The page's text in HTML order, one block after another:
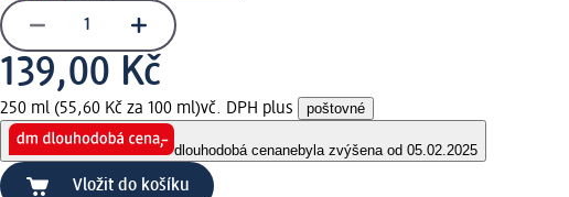
139,00 Kč
250 ml (55,60 Kč za 100 ml)vč. DPH plus poštovné
dlouhodobá cenanebyla zvýšena od 05.02.2025
Vložit do košíku